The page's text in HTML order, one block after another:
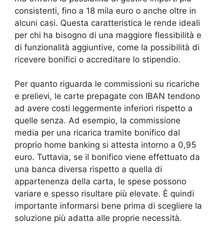
consistenti, fino a 18 mila euro o anche oltre in
alcuni casi. Questa caratteristica le rende ideali
per chi ha bisogno di una maggiore flessibilità e
di funzionalità aggiuntive, come la possibilità di
ricevere bonifici o accreditare lo stipendio.
Per quanto riguarda le commissioni su ricariche
e prelievi, le carte prepagate con IBAN tendono
ad avere costi leggermente inferiori rispetto a
quelle senza. Ad esempio, la commissione
media per una ricarica tramite bonifico dal
proprio home banking si attesta intorno a 0,95
euro. Tuttavia, se il bonifico viene effettuato da
una banca diversa rispetto a quella di
appartenenza della carta, le spese possono
variare e spesso risultare più elevate. È quindi
importante informarsi bene prima di scegliere la
soluzione più adatta alle proprie necessità.